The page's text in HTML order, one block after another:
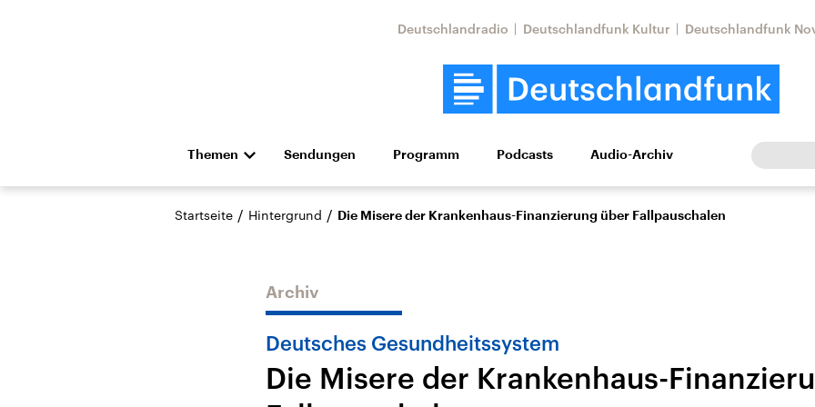
Deutschlandradio Deutschlandfunk Kultur Deutschlandfunk
Themen
Die Nachrichten Politik Wirtschaft Wissen Kultur Europa
Hörspiel und Feature Musik
Landtagswahl Sachsen-
USA
Nahostkonflikt
Iran
Sendungen Programm Podcasts Audio-Archiv
Startseite / Hintergrund / Die Misere der Krankenhaus-Finanzierung über Fallpauschalen
Archiv
Deutsches Gesundheitssystem
Die Misere der Krankenhaus-